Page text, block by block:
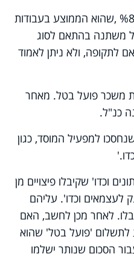
א. חישוב שכר 'פועל בטל' ב-%80 ,שהוא הממוצע בעבודות
משתנה בהתאם לסוג
לתקופה, ולא ניתן לאמוד
משכר פועל בטל. מאחר
כנ"ל.
למפעיל המוסד, כגון
'.
וכדו' שקיבלו פיצויים מן
לעצמאים וכדו'. עליהם
לאחר מכן לחשב, האם
'פועל בטל' שהוא
עבור הסכום שנותר ישלמו